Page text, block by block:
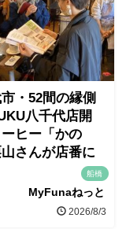
・52間の縁側
八千代店開
ヒー「かの
さんが店番に
船橋
MyFunaねっと
2026/8/3